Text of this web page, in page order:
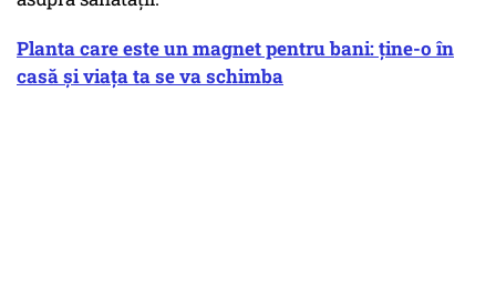
Planta care este un magnet pentru bani: ține-o în
casă și viața ta se va schimba